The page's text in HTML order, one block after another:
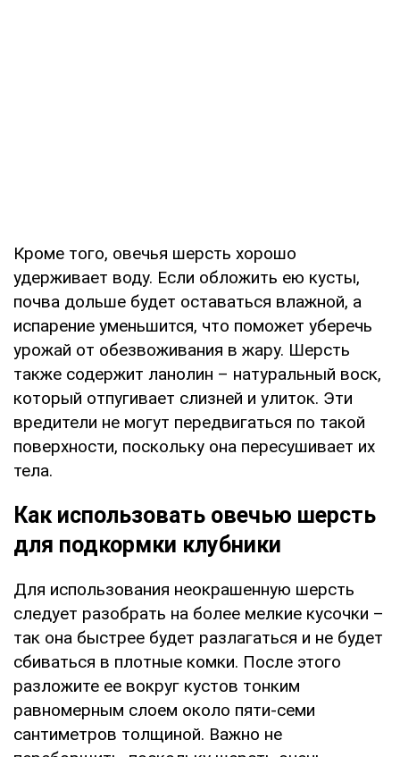
Кроме того, овечья шерсть хорошо
удерживает воду. Если обложить ею кусты,
почва дольше будет оставаться влажной, а
испарение уменьшится, что поможет уберечь
урожай от обезвоживания в жару. Шерсть
также содержит ланолин – натуральный воск,
который отпугивает слизней и улиток. Эти
вредители не могут передвигаться по такой
поверхности, поскольку она пересушивает их
тела.
Как использовать овечью шерсть
для подкормки клубники
Для использования неокрашенную шерсть
следует разобрать на более мелкие кусочки –
так она быстрее будет разлагаться и не будет
сбиваться в плотные комки. После этого
разложите ее вокруг кустов тонким
равномерным слоем около пяти-семи
сантиметров толщиной. Важно не